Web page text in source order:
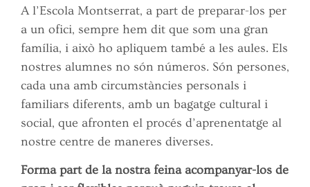
A l’Escola Montserrat, a part de preparar-los per
a un ofici, sempre hem dit que som una gran
família, i això ho apliquem també a les aules. Els
nostres alumnes no són números. Són persones,
cada una amb circumstàncies personals i
familiars diferents, amb un bagatge cultural i
social, que afronten el procés d’aprenentatge al
nostre centre de maneres diverses.
Forma part de la nostra feina acompanyar-los de